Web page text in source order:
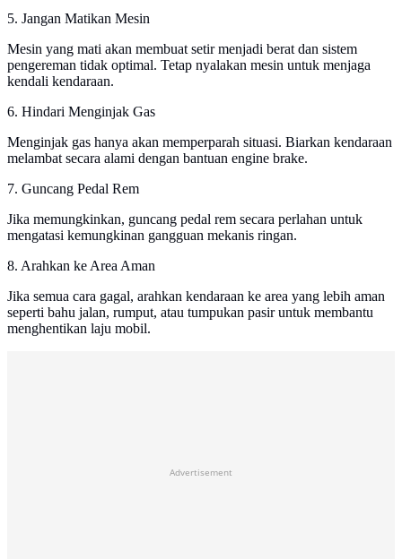
5. Jangan Matikan Mesin
Mesin yang mati akan membuat setir menjadi berat dan sistem
pengereman tidak optimal. Tetap nyalakan mesin untuk menjaga
kendali kendaraan.
6. Hindari Menginjak Gas
Menginjak gas hanya akan memperparah situasi. Biarkan kendaraan
melambat secara alami dengan bantuan engine brake.
7. Guncang Pedal Rem
Jika memungkinkan, guncang pedal rem secara perlahan untuk
mengatasi kemungkinan gangguan mekanis ringan.
8. Arahkan ke Area Aman
Jika semua cara gagal, arahkan kendaraan ke area yang lebih aman
seperti bahu jalan, rumput, atau tumpukan pasir untuk membantu
menghentikan laju mobil.
Advertisement